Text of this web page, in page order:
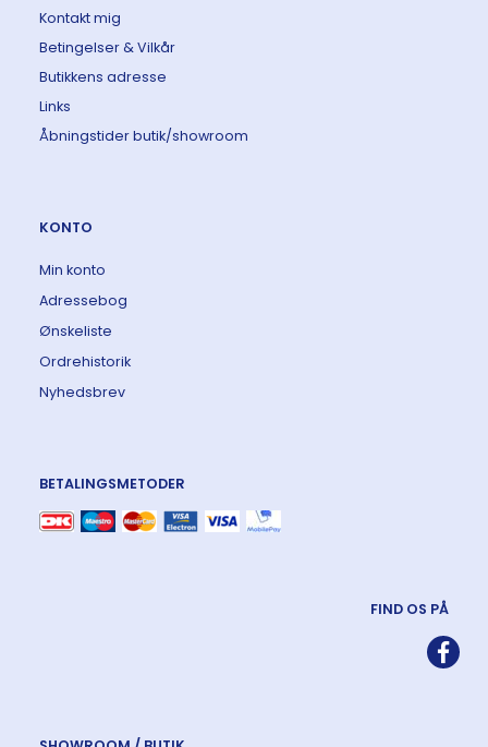
Kontakt mig
Betingelser & Vilkår
Butikkens adresse
Links
Åbningstider butik/showroom
KONTO
Min konto
Adressebog
Ønskeliste
Ordrehistorik
Nyhedsbrev
BETALINGSMETODER
FIND OS PÅ